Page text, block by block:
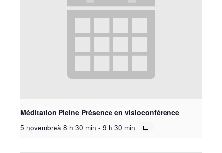
Méditation Pleine Présence en visioconférence
5 novembreà 8 h 30 min - 9 h 30 min